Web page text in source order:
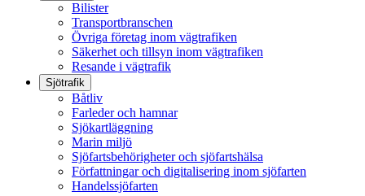
Bilister
Transportbranschen
Övriga företag inom vägtrafiken
Säkerhet och tillsyn inom vägtrafiken
Resande i vägtrafik
Sjötrafik
Båtliv
Farleder och hamnar
Sjökartläggning
Marin miljö
Sjöfartsbehörigheter och sjöfartshälsa
Författningar och digitalisering inom sjöfarten
Handelssjöfarten